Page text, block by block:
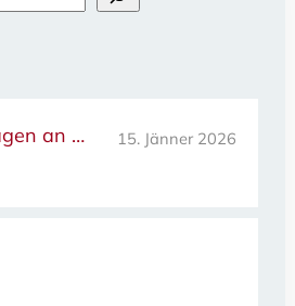
an … 15. Jänner 2026